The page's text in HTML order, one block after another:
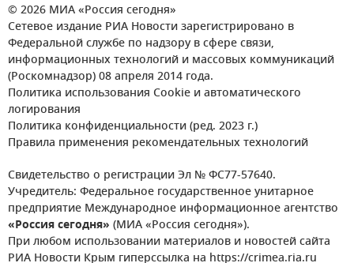
© 2026 МИА «Россия сегодня»
Сетевое издание РИА Новости зарегистрировано в
Федеральной службе по надзору в сфере связи,
информационных технологий и массовых коммуникаций
(Роскомнадзор) 08 апреля 2014 года.
Политика использования Cookie и автоматического
логирования
Политика конфиденциальности (ред. 2023 г.)
Правила применения рекомендательных технологий
Свидетельство о регистрации Эл № ФС77-57640.
Учредитель: Федеральное государственное унитарное
предприятие Международное информационное агентство
«Россия сегодня» (МИА «Россия сегодня»).
При любом использовании материалов и новостей сайта
РИА Новости Крым гиперссылка на https://crimea.ria.ru